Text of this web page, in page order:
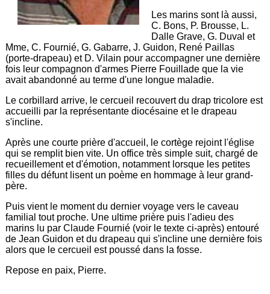
Les marins sont là aussi,
C. Bons, P. Brousse, L.
Dalle Grave, G. Duval et
Mme, C. Fournié, G. Gabarre, J. Guidon, René Paillas
(porte-drapeau) et D. Vilain pour accompagner une dernière
fois leur compagnon d'armes Pierre Fouillade que la vie
avait abandonné au terme d'une longue maladie.
Le corbillard arrive, le cercueil recouvert du drap tricolore est
accueilli par la représentante diocésaine et le drapeau
s'incline.
Après une courte prière d'accueil, le cortège rejoint l'église
qui se remplit bien vite. Un office très simple suit, chargé de
recueillement et d'émotion, notamment lorsque les petites
filles du défunt lisent un poème en hommage à leur grand-
père.
Puis vient le moment du dernier voyage vers le caveau
familial tout proche. Une ultime prière puis l'adieu des
marins lu par Claude Fournié (voir le texte ci-après) entouré
de Jean Guidon et du drapeau qui s'incline une dernière fois
alors que le cercueil est poussé dans la fosse.
Repose en paix, Pierre.